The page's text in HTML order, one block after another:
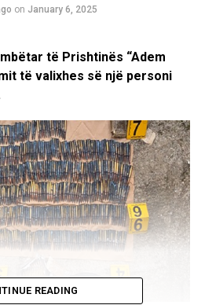
on January 6, 2025
të Prishtinës “Adem
të valixhes së një personi
READING